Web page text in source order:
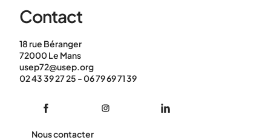
Contact
18 rue Béranger
72000 Le Mans
usep72@usep.org
02 43 39 27 25 - 06 79 69 71 39
Nous contacter